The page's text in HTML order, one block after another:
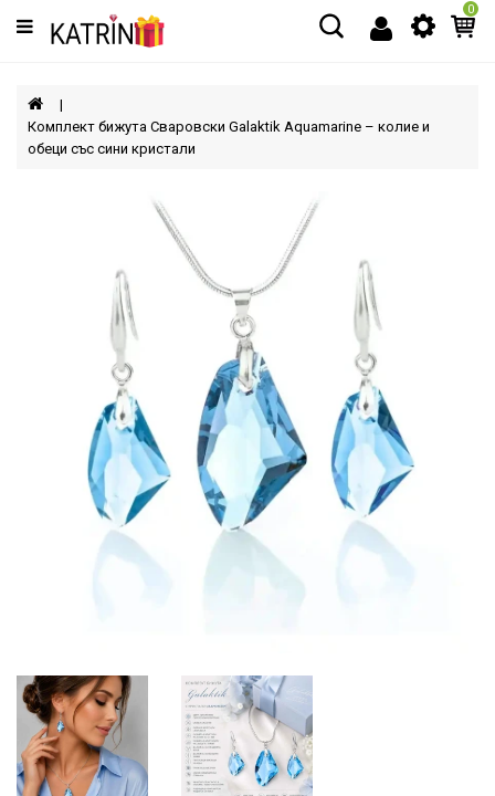
Категории
МЪЖЕ
ЖЕНИ
0
Комплект бижута Сваровски Galaktik Aquamarine – колие и
обеци със сини кристали